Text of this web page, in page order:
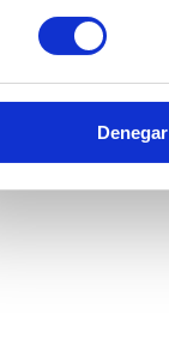
Denegar